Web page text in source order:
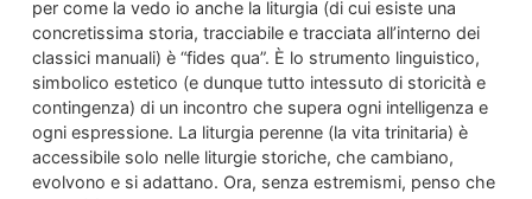
per come la vedo io anche la liturgia (di cui esiste una
concretissima storia, tracciabile e tracciata all’interno dei
classici manuali) è “fides qua”. È lo strumento linguistico,
simbolico estetico (e dunque tutto intessuto di storicità e
contingenza) di un incontro che supera ogni intelligenza e
ogni espressione. La liturgia perenne (la vita trinitaria) è
accessibile solo nelle liturgie storiche, che cambiano,
evolvono e si adattano. Ora, senza estremismi, penso che